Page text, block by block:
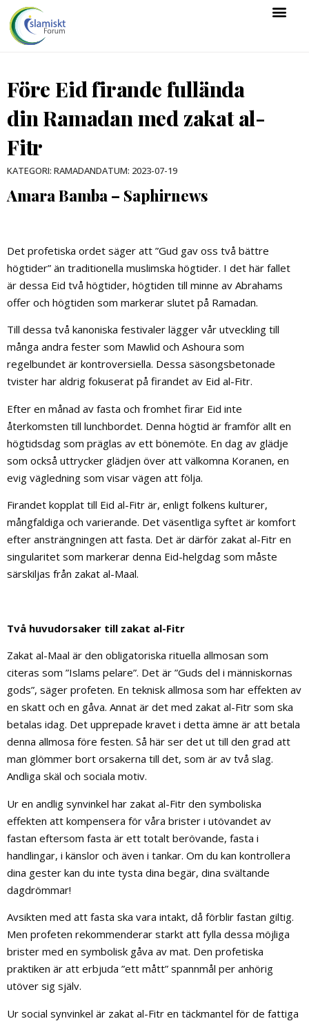
Före Eid firande fullända
din Ramadan med zakat al-
Fitr
KATEGORI: RAMADANDATUM: 2023-07-19
Amara Bamba – Saphirnews
Det profetiska ordet säger att ”Gud gav oss två bättre
högtider” än traditionella muslimska högtider. I det här fallet
är dessa Eid två högtider, högtiden till minne av Abrahams
offer och högtiden som markerar slutet på Ramadan.
Till dessa två kanoniska festivaler lägger vår utveckling till
många andra fester som Mawlid och Ashoura som
regelbundet är kontroversiella. Dessa säsongsbetonade
tvister har aldrig fokuserat på firandet av Eid al-Fitr.
Efter en månad av fasta och fromhet firar Eid inte
återkomsten till lunchbordet. Denna högtid är framför allt en
högtidsdag som präglas av ett bönemöte. En dag av glädje
som också uttrycker glädjen över att välkomna Koranen, en
evig vägledning som visar vägen att följa.
Firandet kopplat till Eid al-Fitr är, enligt folkens kulturer,
mångfaldiga och varierande. Det väsentliga syftet är komfort
efter ansträngningen att fasta. Det är därför zakat al-Fitr en
singularitet som markerar denna Eid-helgdag som måste
särskiljas från zakat al-Maal.
Två huvudorsaker till zakat al-Fitr
Zakat al-Maal är den obligatoriska rituella allmosan som
citeras som ”Islams pelare”. Det är ”Guds del i människornas
gods”, säger profeten. En teknisk allmosa som har effekten av
en skatt och en gåva. Annat är det med zakat al-Fitr som ska
betalas idag. Det upprepade kravet i detta ämne är att betala
denna allmosa före festen. Så här ser det ut till den grad att
man glömmer bort orsakerna till det, som är av två slag.
Andliga skäl och sociala motiv.
Ur en andlig synvinkel har zakat al-Fitr den symboliska
effekten att kompensera för våra brister i utövandet av
fastan eftersom fasta är ett totalt berövande, fasta i
handlingar, i känslor och även i tankar. Om du kan kontrollera
dina gester kan du inte tysta dina begär, dina svältande
dagdrömmar!
Avsikten med att fasta ska vara intakt, då förblir fastan giltig.
Men profeten rekommenderar starkt att fylla dessa möjliga
brister med en symbolisk gåva av mat. Den profetiska
praktiken är att erbjuda ”ett mått” spannmål per anhörig
utöver sig själv.
Ur social synvinkel är zakat al-Fitr en täckmantel för de fattiga